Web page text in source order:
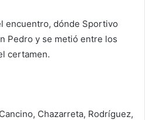
encuentro, dónde Sportivo
Pedro y se metió entre los
certamen.
Chazarreta, Rodríguez,